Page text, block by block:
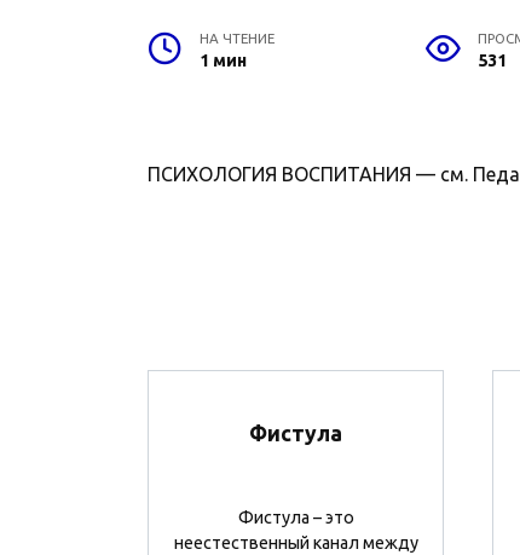
НА ЧТЕНИЕ
1 мин 531
ПСИХОЛОГИЯ ВОСПИТАНИЯ — см.
Фистула
Фистула – это
неестественный канал между